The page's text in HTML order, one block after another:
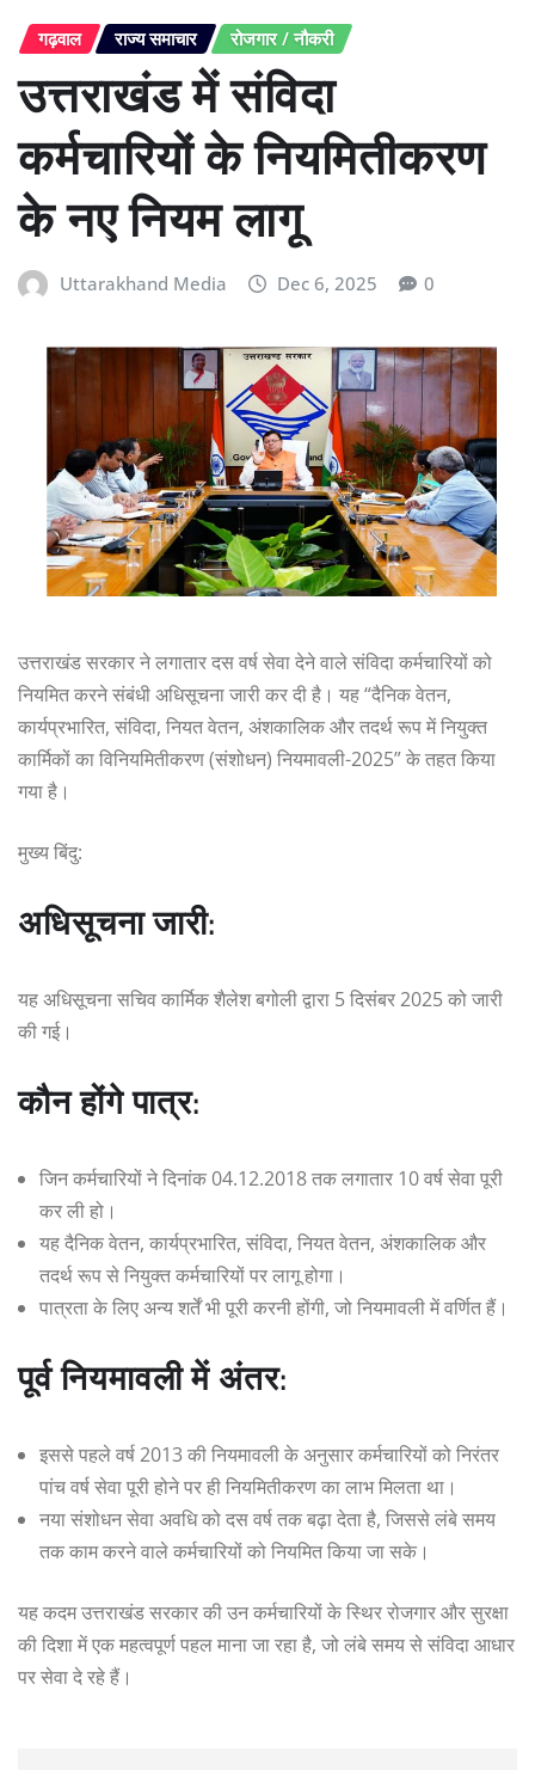
गढ़वाल राज्य समाचार रोजगार / नौकरी
उत्तराखंड में संविदा
कर्मचारियों के नियमितीकरण
के नए नियम लागू
Uttarakhand Media Dec 6, 2025 0
उत्तराखंड सरकार ने लगातार दस वर्ष सेवा देने वाले संविदा कर्मचारियों को
नियमित करने संबंधी अधिसूचना जारी कर दी है। यह “दैनिक वेतन,
कार्यप्रभारित, संविदा, नियत वेतन, अंशकालिक और तदर्थ रूप में नियुक्त
कार्मिकों का विनियमितीकरण (संशोधन) नियमावली-2025” के तहत किया
गया है।
मुख्य बिंदु:
अधिसूचना जारी:
यह अधिसूचना सचिव कार्मिक शैलेश बगोली द्वारा 5 दिसंबर 2025 को जारी
की गई।
कौन होंगे पात्र:
जिन कर्मचारियों ने दिनांक 04.12.2018 तक लगातार 10 वर्ष सेवा पूरी
कर ली हो।
यह दैनिक वेतन, कार्यप्रभारित, संविदा, नियत वेतन, अंशकालिक और
तदर्थ रूप से नियुक्त कर्मचारियों पर लागू होगा।
पात्रता के लिए अन्य शर्तें भी पूरी करनी होंगी, जो नियमावली में वर्णित हैं।
पूर्व नियमावली में अंतर:
इससे पहले वर्ष 2013 की नियमावली के अनुसार कर्मचारियों को निरंतर
पांच वर्ष सेवा पूरी होने पर ही नियमितीकरण का लाभ मिलता था।
नया संशोधन सेवा अवधि को दस वर्ष तक बढ़ा देता है, जिससे लंबे समय
तक काम करने वाले कर्मचारियों को नियमित किया जा सके।
यह कदम उत्तराखंड सरकार की उन कर्मचारियों के स्थिर रोजगार और सुरक्षा
की दिशा में एक महत्वपूर्ण पहल माना जा रहा है, जो लंबे समय से संविदा आधार
पर सेवा दे रहे हैं।